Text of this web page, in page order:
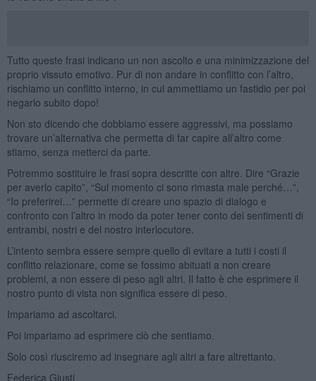
Tutto queste frasi indicano un non ascolto e una minimizzazione del
proprio vissuto emotivo. Pur di non andare in conflitto con l’altro,
rischiamo un conflitto interno, in cui ammettiamo un fastidio per poi
negarlo subito dopo!
Non sto dicendo che dobbiamo essere aggressivi, ma possiamo
trovare un’alternativa che permetta di far capire all’altro come
stiamo, senza metterci da parte.
Potremmo sostituire le frasi sopra descritte con altre. Dire “Grazie
per averlo capito”, “Sul momento ci sono rimasta male perché…”,
“Io preferirei…” permette di creare uno spazio di dialogo e
confronto con l’altro in modo da poter tener conto dei sentimenti di
entrambi, nostri e del nostro interlocutore.
L’intento sembra essere sempre quello di evitare a tutti i costi il
conflitto relazionare, come se fossimo abituati a non creare
problemi, a non essere di peso agli altri. Il fatto è che esprimere il
nostro punto di vista non significa essere di peso.
Impariamo ad ascoltarci.
Poi impariamo ad esprimere ciò che sentiamo.
Solo così riusciremo ad insegnare agli altri a fare altrettanto.
Federica Giusti